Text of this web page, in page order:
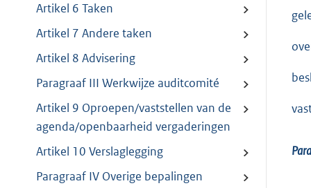
Artikel 6 Taken
Artikel 7 Andere taken
Artikel 8 Advisering
Paragraaf III Werkwijze auditcomité
Artikel 9 Oproepen/vaststellen van de
agenda/openbaarheid vergaderingen
Artikel 10 Verslaglegging
Paragraaf IV Overige bepalingen